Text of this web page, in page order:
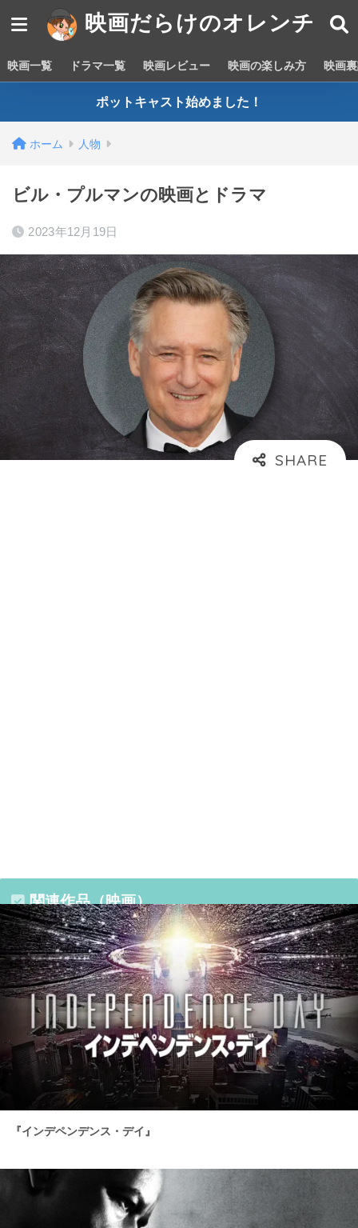
映画だらけのオレンチ
映画一覧 ドラマ一覧 映画レビュー 映画の楽しみ方 映画
ポットキャスト始めました！
ホーム 人物
ビル・プルマンの映画とドラマ
2023年12月19日
関連作品（映画）
『インデペンデンス・デイ』